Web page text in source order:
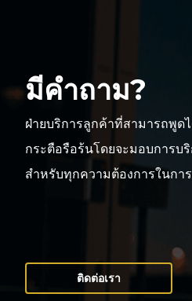
มีคำถาม?
ฝ่ายบริการลูกค้าที่สามารถพูด
กระตือรือร้นโดยจะมอบการบ
สำหรับทุกความต้องการในก
ติดต่อเรา